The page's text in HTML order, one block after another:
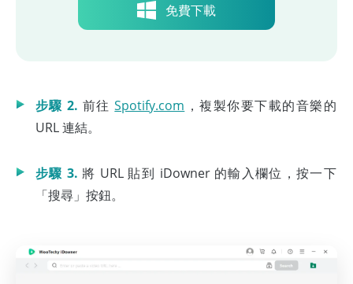
免費下載
步驟 2. 前往Spotify.com ，複製你要下載的音樂的
URL 連結。
步驟 3. 將 URL 貼到 iDowner 的輸入欄位，按一下
「搜尋」按鈕。